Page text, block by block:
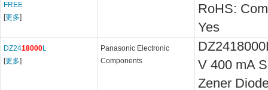
FREE
[更多]
RoHS:
Yes
DZ2418000L
[更多]
Panasonic Electronic
Components
V 400 mA
Zener